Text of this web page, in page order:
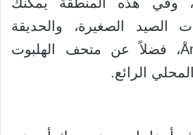
الصيد الصغيرة، والحديقة
الوطنية Ånderdalen، فضلاً عن متحف الهلبوت
الرائع.